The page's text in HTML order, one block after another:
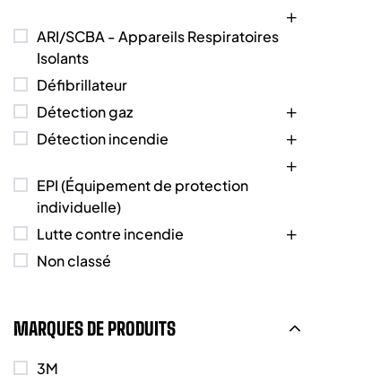
ARI/SCBA - Appareils Respiratoires
Isolants
Défibrillateur
Détection gaz
Détection incendie
EPI (Équipement de protection
individuelle)
Lutte contre incendie
Non classé
MARQUES DE PRODUITS
3M